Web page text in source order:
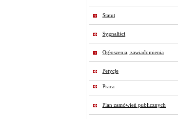
Statut
Sygnaliści
Ogłoszenia, zawiadomienia
Petycje
Praca
Plan zamówień publicznych